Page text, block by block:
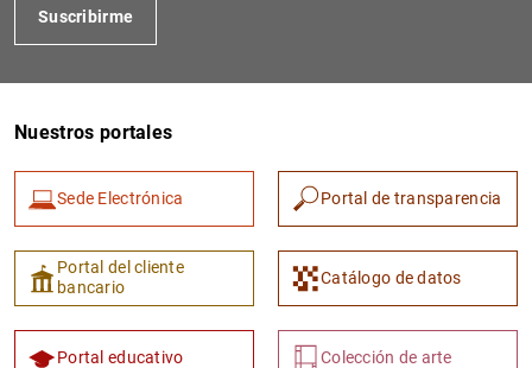
Suscribirme
Nuestros portales
Sede Electrónica Portal de transparencia
Portal del cliente
bancario
Catálogo de datos
Portal educativo Colección de arte